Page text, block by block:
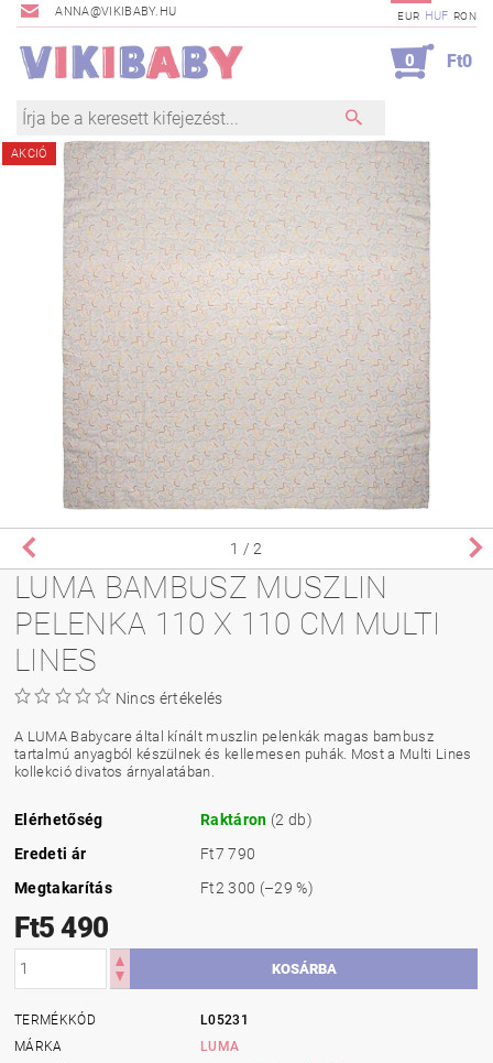
ANNA@VIKIBABY.HU EUR HUF RON
0 Ft0
AKCIÓ
1 / 2
LUMA BAMBUSZ MUSZLIN
PELENKA 110 X 110 CM MULTI
LINES
Nincs értékelés
A LUMA Babycare által kínált muszlin pelenkák magas bambusz
tartalmú anyagból készülnek és kellemesen puhák. Most a Multi Lines
kollekció divatos árnyalatában.
Elérhetőség Raktáron (2 db)
Eredeti ár
Ft7 790
Megtakarítás
Ft2 300 (–29 %)
Ft5 490
TERMÉKKÓD
L05231
MÁRKA
LUMA